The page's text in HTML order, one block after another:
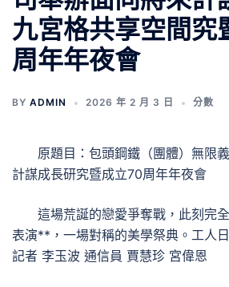
九宮格共享空間究
周年年夜會
BY ADMIN 2026 年 2 月 3 日 分數
原題目：包頭鋼鐵（團體）無限
計謀成長研究暨成立70周年年夜會
這場荒誕的戀愛爭奪戰，此刻完
表演**，一場對稱的美學祭典。工人
記者 李玉波 通信員 賈慧珍 宮偉恩